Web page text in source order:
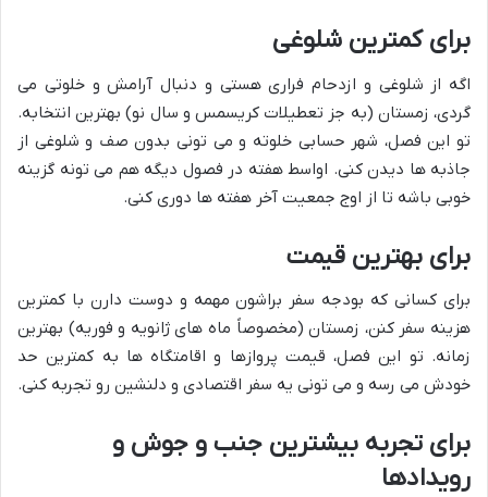
برای کمترین شلوغی
اگه از شلوغی و ازدحام فراری هستی و دنبال آرامش و خلوتی می
گردی، زمستان (به جز تعطیلات کریسمس و سال نو) بهترین انتخابه.
تو این فصل، شهر حسابی خلوته و می تونی بدون صف و شلوغی از
جاذبه ها دیدن کنی. اواسط هفته در فصول دیگه هم می تونه گزینه
خوبی باشه تا از اوج جمعیت آخر هفته ها دوری کنی.
برای بهترین قیمت
برای کسانی که بودجه سفر براشون مهمه و دوست دارن با کمترین
هزینه سفر کنن، زمستان (مخصوصاً ماه های ژانویه و فوریه) بهترین
زمانه. تو این فصل، قیمت پروازها و اقامتگاه ها به کمترین حد
خودش می رسه و می تونی یه سفر اقتصادی و دلنشین رو تجربه کنی.
برای تجربه بیشترین جنب و جوش و
رویدادها